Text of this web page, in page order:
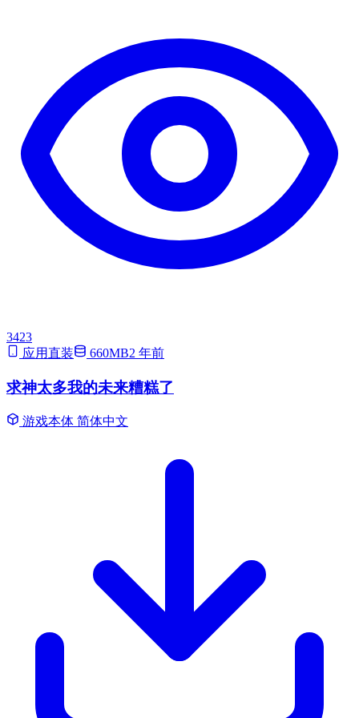
3423
应用直装
660MB2 年前
求神太多我的未来糟糕了
游戏本体 简体中文